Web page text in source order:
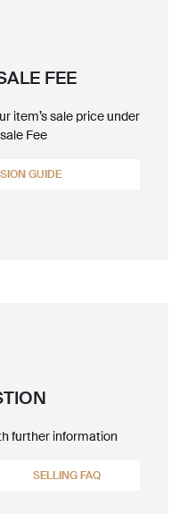
FEE
item’s sale price under
Fee
GUIDE
further information
SELLING FAQ